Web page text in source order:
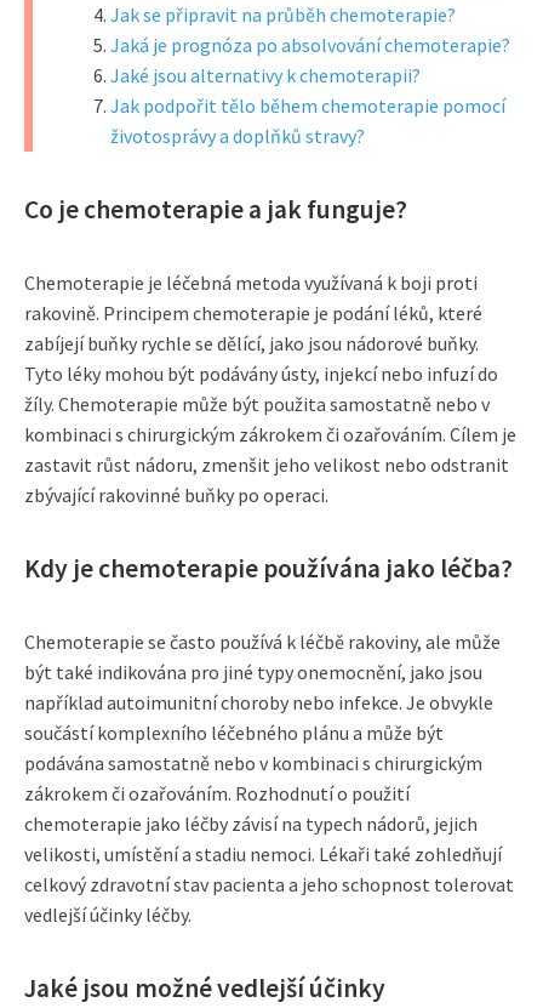
Jak se připravit na průběh chemoterapie?
Jaká je prognóza po absolvování chemoterapie?
Jaké jsou alternativy k chemoterapii?
Jak podpořit tělo během chemoterapie pomocí
životosprávy a doplňků stravy?
Co je chemoterapie a jak funguje?
Chemoterapie je léčebná metoda využívaná k boji proti
rakovině. Principem chemoterapie je podání léků, které
zabíjejí buňky rychle se dělící, jako jsou nádorové buňky.
Tyto léky mohou být podávány ústy, injekcí nebo infuzí do
žíly. Chemoterapie může být použita samostatně nebo v
kombinaci s chirurgickým zákrokem či ozařováním. Cílem je
zastavit růst nádoru, zmenšit jeho velikost nebo odstranit
zbývající rakovinné buňky po operaci.
Kdy je chemoterapie používána jako léčba?
Chemoterapie se často používá k léčbě rakoviny, ale může
být také indikována pro jiné typy onemocnění, jako jsou
například autoimunitní choroby nebo infekce. Je obvykle
součástí komplexního léčebného plánu a může být
podávána samostatně nebo v kombinaci s chirurgickým
zákrokem či ozařováním. Rozhodnutí o použití
chemoterapie jako léčby závisí na typech nádorů, jejich
velikosti, umístění a stadiu nemoci. Lékaři také zohledňují
celkový zdravotní stav pacienta a jeho schopnost tolerovat
vedlejší účinky léčby.
Jaké jsou možné vedlejší účinky